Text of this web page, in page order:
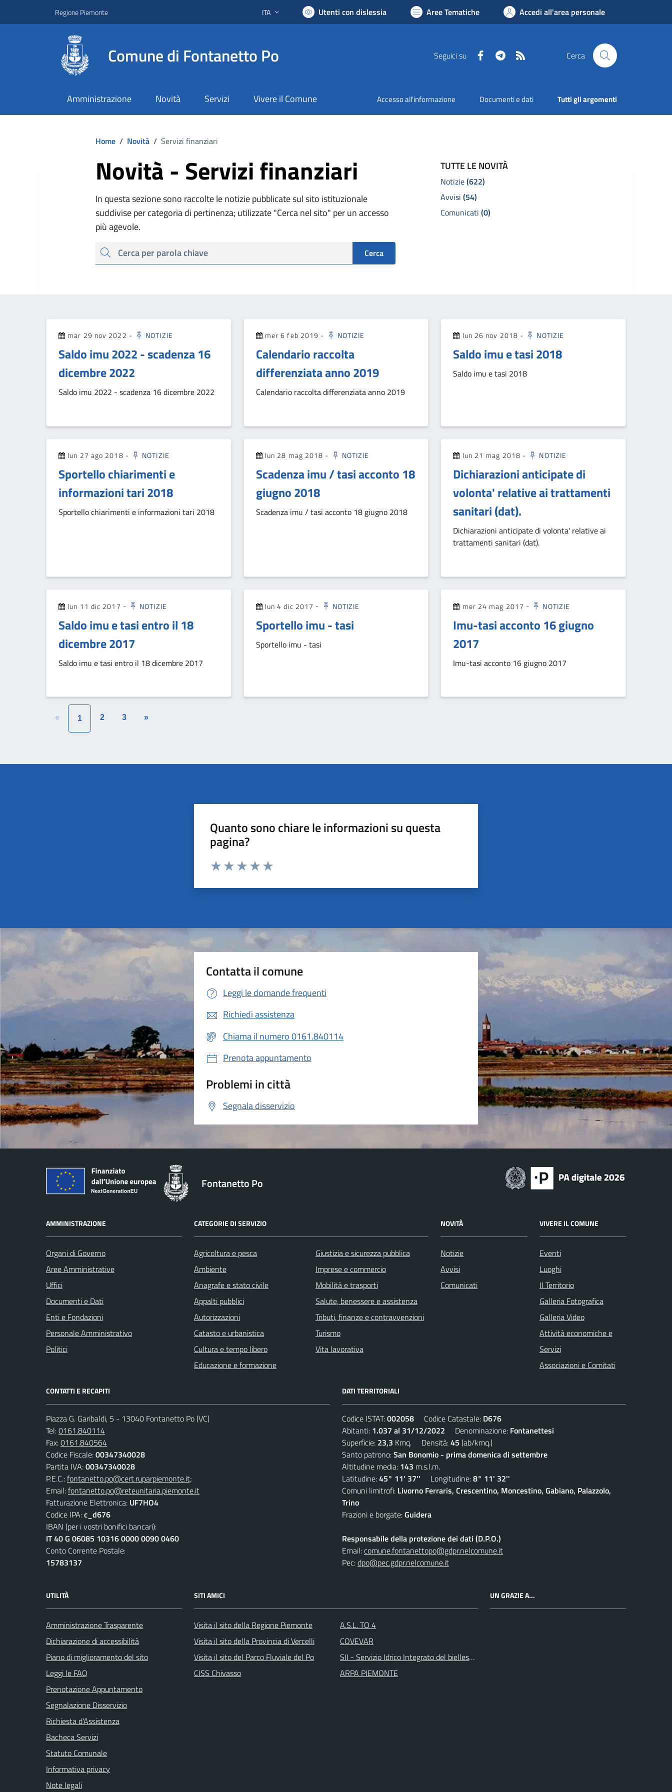
Regione Piemonte Lingua attiva:
ITA Utenti con dislessia Aree Tematiche Accedi all'area personale
Comune di Fontanetto Po Seguici su FacebookTelegram Cerca
Amministrazione Novità Servizi Vivere il Comune Accesso all'informazione Documenti e dati Tutti gli argomenti
Home / Novità / Servizi finanziari
Novità - Servizi finanziari
In questa sezione sono raccolte le notizie pubblicate sul sito istituzionale
suddivise per categoria di pertinenza; utilizzate "Cerca nel sito" per un accesso
più agevole.
cerca Cerca
TUTTE LE NOVITÀ
Notizie(622)
Avvisi(54)
Comunicati(0)
mar 29 nov 2022 - NOTIZIE
Saldo imu 2022 - scadenza 16
dicembre 2022
Saldo imu 2022 - scadenza 16 dicembre 2022
mer 6 feb 2019 - NOTIZIE
Calendario raccolta
differenziata anno 2019
Calendario raccolta differenziata anno 2019
lun 26 nov 2018 - NOTIZIE
Saldo imu e tasi 2018
Saldo imu e tasi 2018
lun 27 ago 2018 - NOTIZIE
Sportello chiarimenti e
informazioni tari 2018
Sportello chiarimenti e informazioni tari 2018
lun 28 mag 2018 - NOTIZIE
Scadenza imu / tasi acconto 18
giugno 2018
Scadenza imu / tasi acconto 18 giugno 2018
lun 21 mag 2018 - NOTIZIE
Dichiarazioni anticipate di
volonta' relative ai trattamenti
sanitari (dat).
Dichiarazioni anticipate di volonta' relative ai
trattamenti sanitari (dat).
lun 11 dic 2017 - NOTIZIE
Saldo imu e tasi entro il 18
dicembre 2017
Saldo imu e tasi entro il 18 dicembre 2017
lun 4 dic 2017 - NOTIZIE
Sportello imu - tasi
Sportello imu - tasi
mer 24 mag 2017 - NOTIZIE
Imu-tasi acconto 16 giugno
2017
Imu-tasi acconto 16 giugno 2017
« 1 2 3 »
Quanto sono chiare le informazioni su questa
pagina?
Valuta da 1 a 5 stelle la pagina
Contatta il comune
Leggi le domande frequenti
Richiedi assistenza
Chiama il numero 0161.840114
Prenota appuntamento
Problemi in città
Segnala disservizio
Fontanetto Po
AMMINISTRAZIONE
Organi di Governo
Aree Amministrative
Uffici
Documenti e Dati
Enti e Fondazioni
Personale Amministrativo
Politici
CATEGORIE DI SERVIZIO
Agricoltura e pesca
Ambiente
Anagrafe e stato civile
Appalti pubblici
Autorizzazioni
Catasto e urbanistica
Cultura e tempo libero
Educazione e formazione
Giustizia e sicurezza pubblica
Imprese e commercio
Mobilità e trasporti
Salute, benessere e assistenza
Tributi, finanze e contravvenzioni
Turismo
Vita lavorativa
NOVITÀ
Notizie
Avvisi
Comunicati
VIVERE IL COMUNE
Eventi
Luoghi
Il Territorio
Galleria Fotografica
Galleria Video
Attività economiche e
Servizi
Associazioni e Comitati
CONTATTI E RECAPITI
Piazza G. Garibaldi, 5 - 13040 Fontanetto Po (VC)
Tel:0161.840114
Fax:0161.840564
Codice Fiscale:00347340028
Partita IVA:00347340028
P.E.C.:fontanetto.po@cert.ruparpiemonte.it;
Email:fontanetto.po@reteunitaria.piemonte.it
Fatturazione Elettronica: UF7HO4
Codice IPA:c_d676
IBAN (per i vostri bonifici bancari):
IT 40 G 06085 10316 0000 0090 0460
Conto Corrente Postale:
15783137
DATI TERRITORIALI
Codice ISTAT:002058 Codice Catastale: D676
Abitanti: 1.037 al 31/12/2022 Denominazione: Fontanettesi
Superficie: 23,3 Kmq. Densità:45 (ab/kmq.)
Santo patrono:San Bonomio - prima domenica di settembre
Altitudine media: 143 m.s.l.m.
Latitudine:45° 11' 37'' Longitudine:8° 11' 32''
Comuni limitrofi: Livorno Ferraris, Crescentino, Moncestino, Gabiano, Palazzolo,
Trino
Frazioni e borgate:Guidera
Responsabile della protezione dei dati (D.P.O.)
Email:comune.fontanettopo@gdpr.nelcomune.it
Pec:dpo@pec.gdpr.nelcomune.it
UTILITÀ
Amministrazione Trasparente
Dichiarazione di accessibilità
Piano di miglioramento del sito
Leggi le FAQ
Prenotazione Appuntamento
Segnalazione Disservizio
Richiesta d'Assistenza
Bacheca Servizi
Statuto Comunale
Informativa privacy
Note legali
SITI AMICI
Visita il sito della Regione Piemonte
Visita il sito della Provincia di Vercelli
Visita il sito del Parco Fluviale del Po
CISS Chivasso
A.S.L. TO 4
COVEVAR
SII - Servizio Idrico Integrato del biellese e vercellese S.p.A.
ARPA PIEMONTE
UN GRAZIE A...